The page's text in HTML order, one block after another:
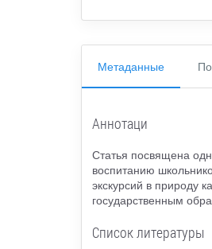
Метаданные
Аннотаци
Статья посвящена
воспитанию
экскурсий в природу
государственным
Список литературы